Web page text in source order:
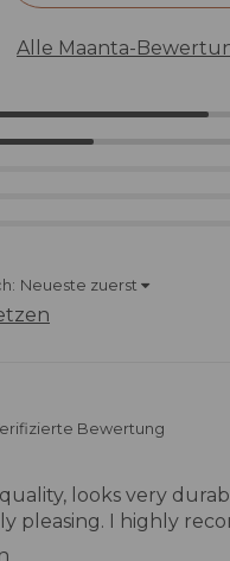
Alle Maanta-
Neueste zuerst
Bewertung
looks very
pleasing. I highly